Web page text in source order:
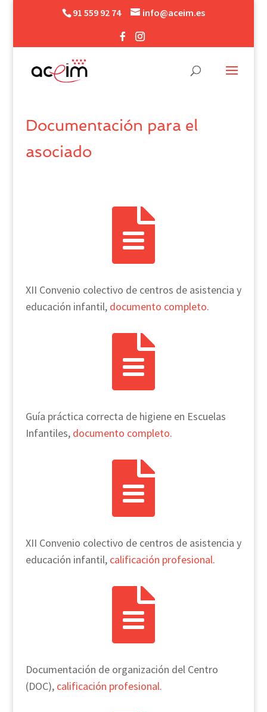
91 559 92 74 info@aceim.es
Documentación para el
asociado

XII Convenio colectivo de centros de asistencia y
educación infantil, documento completo.

Guía práctica correcta de higiene en Escuelas
Infantiles, documento completo.

XII Convenio colectivo de centros de asistencia y
educación infantil, calificación profesional.

Documentación de organización del Centro
(DOC), calificación profesional.